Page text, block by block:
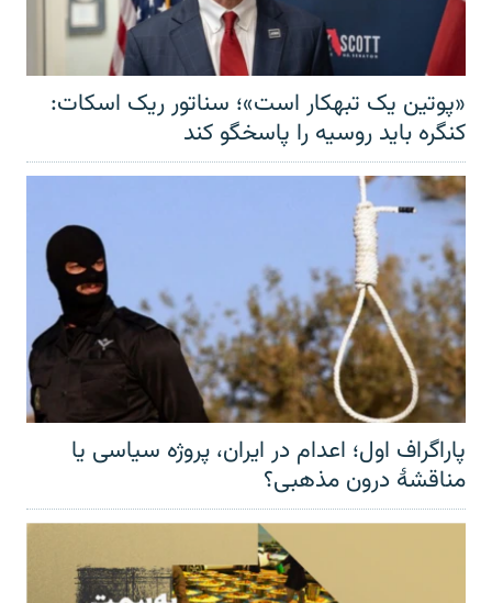
«پوتین یک تبهکار است»؛ سناتور ریک اسکات:
کنگره باید روسیه را پاسخگو کند
پاراگراف اول؛ اعدام در ایران، پروژه سیاسی یا
مناقشهٔ درون مذهبی؟